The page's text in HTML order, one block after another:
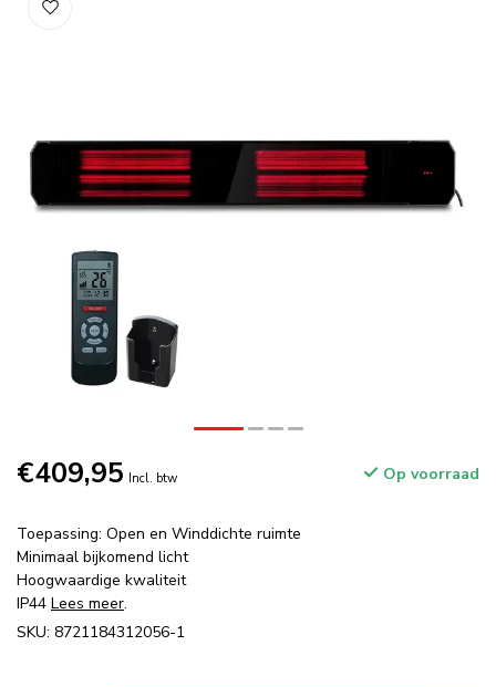
€409,95 Incl. btw Op voorraad
Toepassing: Open en Winddichte ruimte
Minimaal bijkomend licht
Hoogwaardige kwaliteit
IP44 Lees meer.
SKU: 8721184312056-1